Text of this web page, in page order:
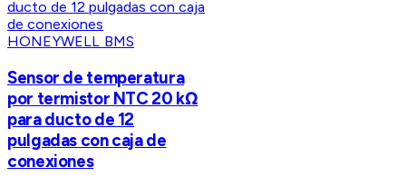
HONEYWELL BMS
Sensor de temperatura
por termistor NTC 20 kΩ
para ducto de 12
pulgadas con caja de
conexiones